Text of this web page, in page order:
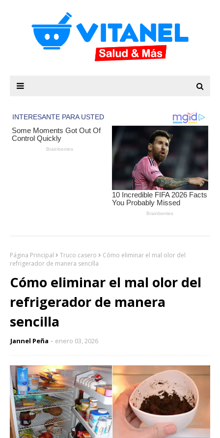
Página Principal Truco casero
Cómo eliminar el mal olor del
refrigerador de manera sencilla
Cómo eliminar el mal olor del
refrigerador de manera
sencilla
Jannel Peña enero 03, 2026